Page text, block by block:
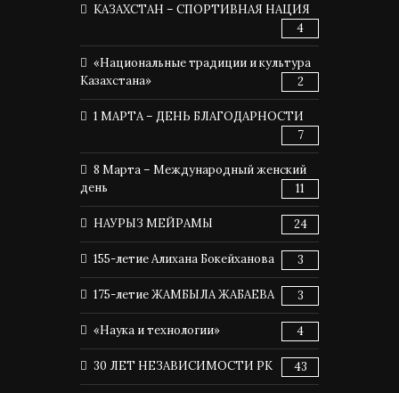
КАЗАХСТАН – СПОРТИВНАЯ НАЦИЯ
4
«Национальные традиции и культура
Казахстана»
2
1 МАРТА – ДЕНЬ БЛАГОДАРНОСТИ
7
8 Марта – Международный женский
день
11
НАУРЫЗ МЕЙРАМЫ 24
155-летие Алихана Бокейханова 3
175-летие ЖАМБЫЛА ЖАБАЕВА 3
«Наука и технологии» 4
30 ЛЕТ НЕЗАВИСИМОСТИ РК 43